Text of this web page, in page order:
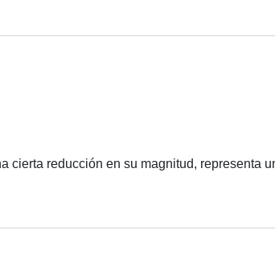
cierta reducción en su magnitud, representa